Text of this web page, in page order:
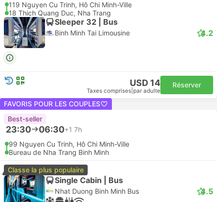
119 Nguyen Cu Trinh, Hô Chi Minh-Ville
18 Thich Quang Duc, Nha Trang
Sleeper 32 | Bus
Binh Minh Tai Limousine 4.2
USD 14
Taxes comprises par adulte
Réserver
FAVORIS POUR LES COUPLES
Best-seller
23:30 06:30+1 7h
99 Nguyen Cu Trinh, Hô Chi Minh-Ville
Bureau de Nha Trang Binh Minh
Classe la plus populaire
Single Cabin | Bus
Nhat Duong Binh Minh Bus 4.5